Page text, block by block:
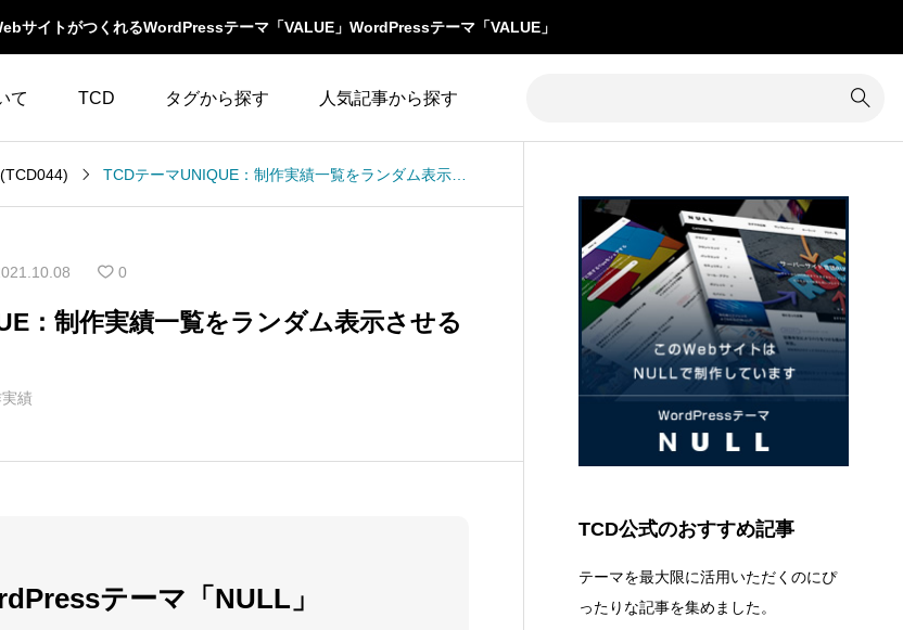
サイトがつくれるWordPressテーマ「VALUE」WordPressテーマ「VALUE」
て TCD タグから探す 人気記事から探す
アクセス
アニメーション 32 4
カラム調整 31
カレンダー 3
クイックタグ 19
5
コンテンツ追加
サイズ変更
サイト内検索
法
WordPressテーマ比較
アップデート情報
よくあるご質問
TCD公式のおすすめ記事
テーマを最大限に活用いただくのにぴ
ったりな記事を集めました。
0
：制作実績一覧をランダム表示させる
績
テーマ「NULL」